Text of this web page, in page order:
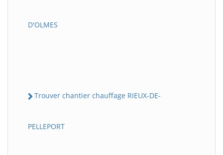
D'OLMES
Trouver chantier chauffage RIEUX-DE-
PELLEPORT